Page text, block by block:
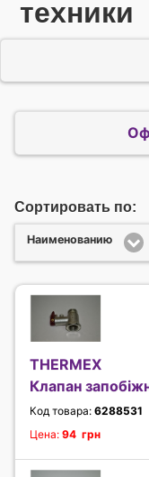
техники
Сортировать по:
Наименованию
THERMEX
Клапан
Код товара: 6288531
Цена: 94 грн